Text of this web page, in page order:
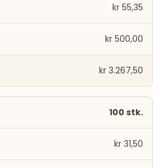
kr 55,35
kr 500,00
kr 3.267,50
100 stk.
kr 31,50